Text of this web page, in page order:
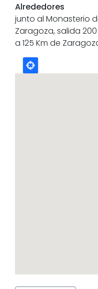
Alrededores
junto al Monasterio
Zaragoza, salida 200
a 125 Km de